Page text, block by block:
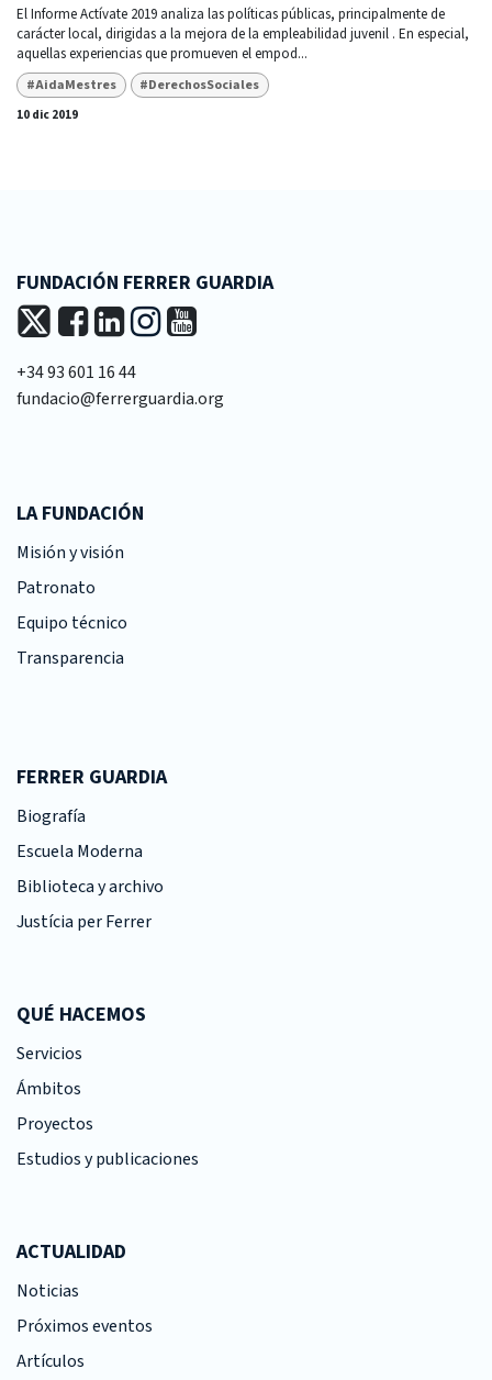
El Informe Actívate 2019 analiza las políticas públicas, principalmente de
carácter local, dirigidas a la mejora de la empleabilidad juvenil . En especial,
aquellas experiencias que promueven el empod...
#AidaMestres
#DerechosSociales
10 dic 2019
FUNDACIÓN FERRER GUARDIA
+34 93 601 16 44
fundacio@ferrerguardia.org
LA FUNDACIÓN
Misión y visión
Patronato
Equipo técnico
Transparencia
FERRER GUARDIA
Biografía
Escuela Moderna
Biblioteca y archivo
Justícia per Ferrer
QUÉ HACEMOS
Servicios
Ámbitos
Proyectos
Estudios y publicaciones
ACTUALIDAD
Noticias
Próximos eventos
Artículos